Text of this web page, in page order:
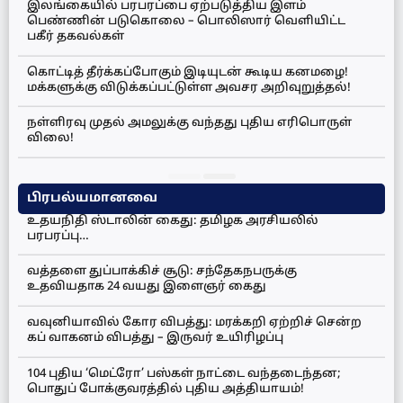
இலங்கையில் பரபரப்பை ஏற்படுத்திய இளம்
பெண்ணின் படுகொலை – பொலிஸார் வெளியிட்ட
பகீர் தகவல்கள்
கொட்டித் தீர்க்கப்போகும் இடியுடன் கூடிய கனமழை!
மக்களுக்கு விடுக்கப்பட்டுள்ள அவசர அறிவுறுத்தல்!
நள்ளிரவு முதல் அமலுக்கு வந்தது புதிய எரிபொருள்
விலை!
பிரபல்யமானவை
உதயநிதி ஸ்டாலின் கைது: தமிழக அரசியலில்
பரபரப்பு…
வத்தளை துப்பாக்கிச் சூடு: சந்தேகநபருக்கு
உதவியதாக 24 வயது இளைஞர் கைது
வவுனியாவில் கோர விபத்து: மரக்கறி ஏற்றிச் சென்ற
கப் வாகனம் விபத்து – இருவர் உயிரிழப்பு
104 புதிய ‘மெட்ரோ’ பஸ்கள் நாட்டை வந்தடைந்தன;
பொதுப் போக்குவரத்தில் புதிய அத்தியாயம்!